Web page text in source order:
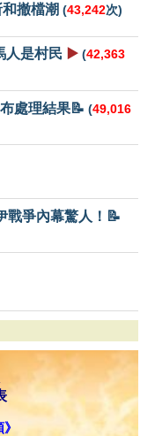
撤檔潮 (43,242次)
人是村民 ▶️ (42,363
處理結果📝 (49,016
戰爭內幕驚人！📝